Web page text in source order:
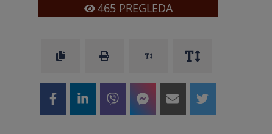
465PREGLEDA